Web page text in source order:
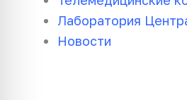
Лаборатория
Новости